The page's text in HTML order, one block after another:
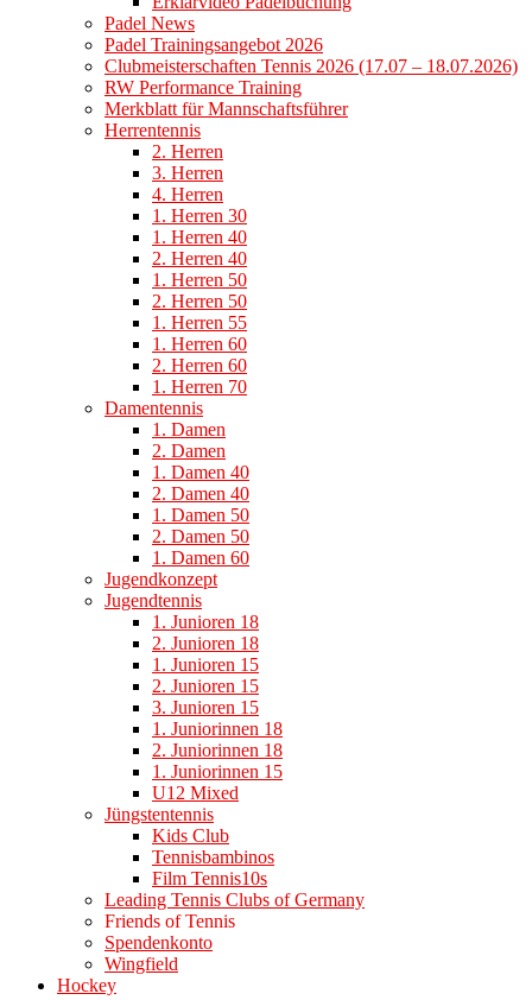
Padel News
Padel Trainingsangebot 2026
Clubmeisterschaften Tennis 2026 (17.07 – 18.07.2026)
RW Performance Training
Merkblatt für Mannschaftsführer
Herrentennis
2. Herren
3. Herren
4. Herren
1. Herren 30
1. Herren 40
2. Herren 40
1. Herren 50
2. Herren 50
1. Herren 55
1. Herren 60
2. Herren 60
1. Herren 70
Damentennis
1. Damen
2. Damen
1. Damen 40
2. Damen 40
1. Damen 50
2. Damen 50
1. Damen 60
Jugendkonzept
Jugendtennis
1. Junioren 18
2. Junioren 18
1. Junioren 15
2. Junioren 15
3. Junioren 15
1. Juniorinnen 18
2. Juniorinnen 18
1. Juniorinnen 15
U12 Mixed
Jüngstentennis
Kids Club
Tennisbambinos
Film Tennis10s
Leading Tennis Clubs of Germany
Friends of Tennis
Spendenkonto
Wingfield
Hockey